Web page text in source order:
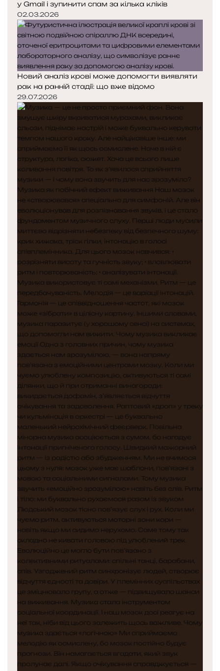
у Gmail і зупинити спам за кілька кліків
02.03.2026
Новий аналіз крові може допомогти виявляти
рак на ранній стадії: що вже відомо
29.07.2026